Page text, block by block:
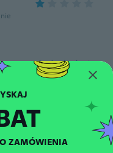
przesłane
ZAMÓWIENIA